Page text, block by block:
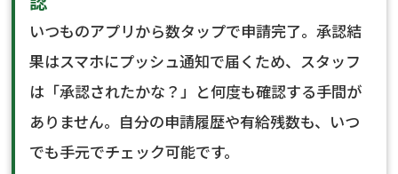
いつものアプリから数タップで申請完了。承認結
果はスマホにプッシュ通知で届くため、スタッフ
は「承認されたかな？」と何度も確認する手間が
ありません。自分の申請履歴や有給残数も、いつ
でも手元でチェック可能です。